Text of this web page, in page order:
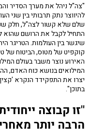
"צה"ל ניהל את מערך הסדיר
להיווצר נתק תרבותי בין שני
שלם שלא קשור לצה"ל, חלק
התחיל לקבל את הרושם שהוא
שיגשר בין העולמות. הטריגר
קוקפיט של מטוס, הביטוח של
האירוע נוצר משבר בעולם
המילואים בנושא כוח האדם,
יצרו את התפקידד הנקרא
בתוכן".
"זו קבוצה
הרבה יותר